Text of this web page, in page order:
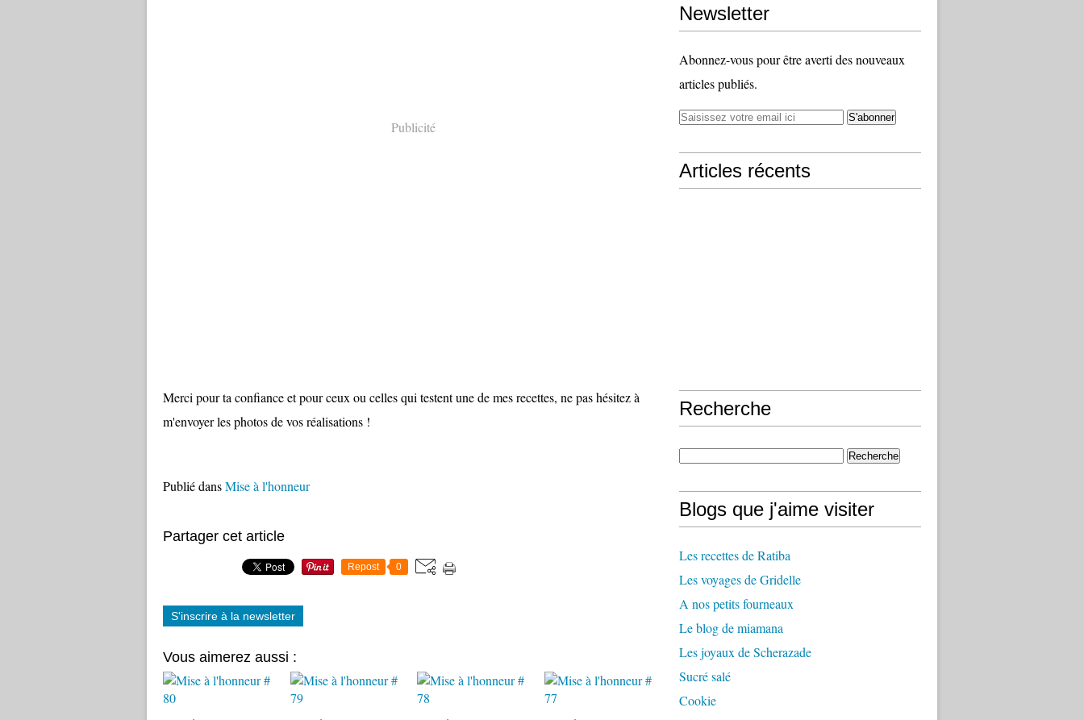
Publicité
Merci pour ta confiance et pour ceux ou celles qui testent une de mes recettes, ne pas hésitez à
m'envoyer les photos de vos réalisations !
Publié dansMise à l'honneur
Partager cet article
Repost 0
S'inscrire à la newsletter
Vous aimerez aussi :
Newsletter
Abonnez-vous pour être averti des nouveaux
articles publiés.
Articles récents
Recherche
Blogs que j'aime visiter
Les recettes de Ratiba
Les voyages de Gridelle
A nos petits fourneaux
Le blog de miamana
Les joyaux de Scherazade
Sucré salé
Cookie